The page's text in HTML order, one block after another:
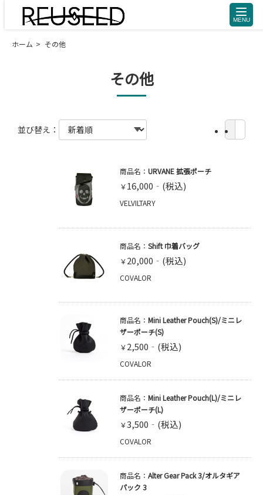
toggle
ホーム その他
その他
並び替え：
商品名： URVANE 拡張ポーチ
￥16,000
VELVILTARY
商品名： Shift 巾着バッグ
￥20,000
COVALOR
商品名： Mini Leather Pouch(S)/ミニレ
ザーポーチ(S)
￥2,500
COVALOR
商品名： Mini Leather Pouch(L)/ミニレ
ザーポーチ(L)
￥3,500
COVALOR
商品名： Alter Gear Pack 3/オルタギア
パック 3